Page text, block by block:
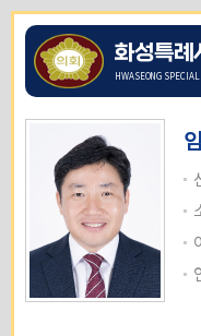
화성특례
HWASEONG